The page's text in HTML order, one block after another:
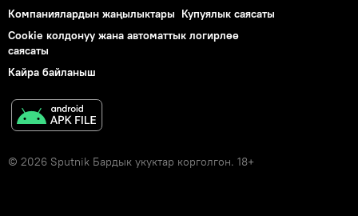
Компаниялардын жаңылыктары Купуялык саясаты
Cookie колдонуу жана автоматтык логирлөө
саясаты
Кайра байланыш
© 2026 Sputnik Бардык укуктар корголгон. 18+